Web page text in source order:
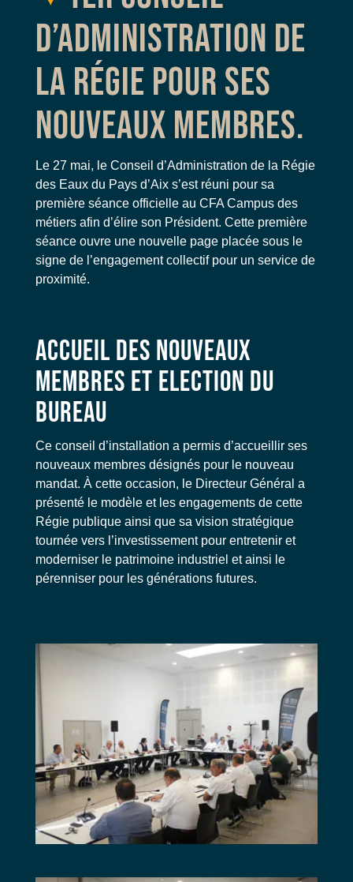
D’ADMINISTRATION DE
LA RÉGIE POUR SES
NOUVEAUX MEMBRES.
Le 27 mai, le Conseil d’Administration de la Régie
des Eaux du Pays d’Aix s’est réuni pour sa
première séance officielle au CFA Campus des
métiers afin d’élire son Président. Cette première
séance ouvre une nouvelle page placée sous le
signe de l’engagement collectif pour un service de
proximité.
ACCUEIL DES NOUVEAUX
MEMBRES ET ELECTION DU
BUREAU
Ce conseil d’installation a permis d’accueillir ses
nouveaux membres désignés pour le nouveau
mandat. À cette occasion, le Directeur Général a
présenté le modèle et les engagements de cette
Régie publique ainsi que sa vision stratégique
tournée vers l’investissement pour entretenir et
moderniser le patrimoine industriel et ainsi le
pérenniser pour les générations futures.